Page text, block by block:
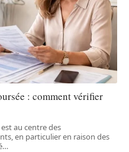
: comment vérifier
au centre des
en particulier en raison des
…